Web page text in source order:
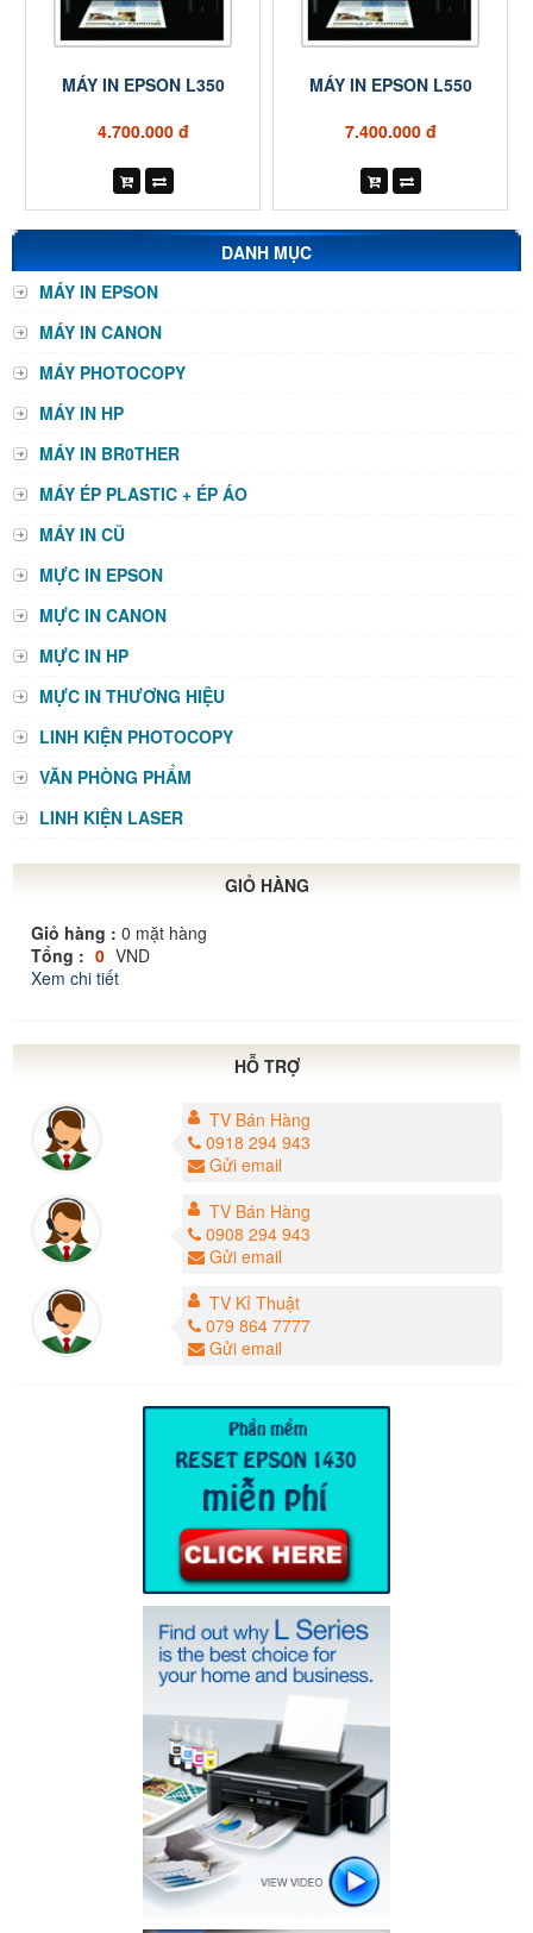
MÁY IN EPSON L350
4.700.000 đ
MÁY IN EPSON L550
7.400.000 đ
DANH MỤC
MÁY IN EPSON
MÁY IN CANON
MÁY PHOTOCOPY
MÁY IN HP
MÁY IN BR0THER
MÁY ÉP PLASTIC + ÉP ÁO
MÁY IN CŨ
MỰC IN EPSON
MỰC IN CANON
MỰC IN HP
MỰC IN THƯƠNG HIỆU
LINH KIỆN PHOTOCOPY
VĂN PHÒNG PHẨM
LINH KIỆN LASER
GIỎ HÀNG
Giỏ hàng : 0 mặt hàng
Tổng : 0 VND
Xem chi tiết
HỖ TRỢ
TV Bán Hàng
0918 294 943
Gửi email
TV Bán Hàng
0908 294 943
Gửi email
TV Kỉ Thuật
079 864 7777
Gửi email